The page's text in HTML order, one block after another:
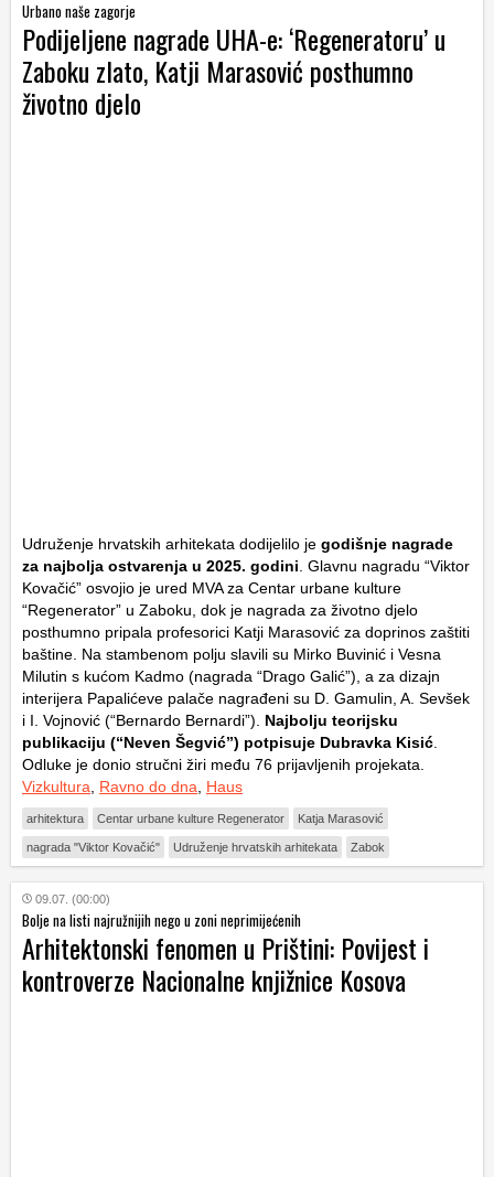
Urbano naše zagorje
Podijeljene nagrade UHA-e: ‘Regeneratoru’ u
Zaboku zlato, Katji Marasović posthumno
životno djelo
Udruženje hrvatskih arhitekata dodijelilo je godišnje nagrade
za najbolja ostvarenja u 2025. godini . Glavnu nagradu “Viktor
Kovačić” osvojio je ured MVA za Centar urbane kulture
“Regenerator” u Zaboku, dok je nagrada za životno djelo
posthumno pripala profesorici Katji Marasović za doprinos zaštiti
baštine. Na stambenom polju slavili su Mirko Buvinić i Vesna
Milutin s kućom Kadmo (nagrada “Drago Galić”), a za dizajn
interijera Papalićeve palače nagrađeni su D. Gamulin, A. Sevšek
i I. Vojnović (“Bernardo Bernardi”).
Najbolju teorijsku
publikaciju (“Neven Šegvić”) potpisuje Dubravka Kisić
Odluke je donio stručni žiri među 76 prijavljenih projekata.
Vizkultura
Ravno do dna Haus
arhitektura Centar urbane kulture Regenerator Katja Marasović
nagrada "Viktor Kovačić" Udruženje hrvatskih arhitekata Zabok
09.07. (00:00)
Bolje na listi najružnijih nego u zoni neprimijećenih
Arhitektonski fenomen u Prištini: Povijest i
kontroverze Nacionalne knjižnice Kosova